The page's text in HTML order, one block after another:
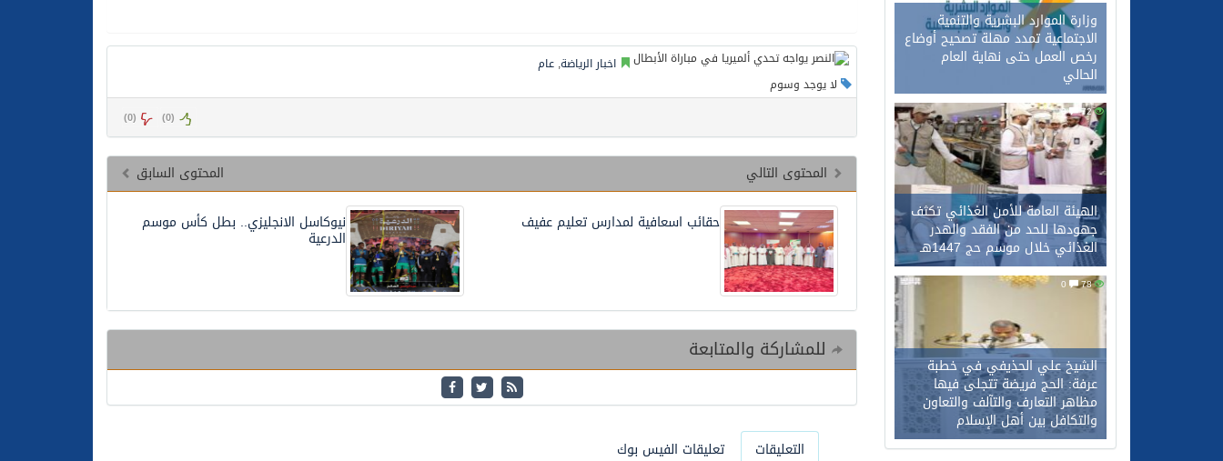
وزارة الموارد البشرية والتنمية
الاجتماعية تمدد مهلة تصحيح أوضاع
رخص العمل حتى نهاية العام
الحالي
72
0
الهيئة العامة للأمن الغذائي تكثف
جهودها للحد من الفقد والهدر
الغذائي خلال موسم حج 1447هـ
78
الشيخ علي الحذيفي في خطبة
عرفة: الحج فريضة تتجلى فيها
مظاهر التعارف والتآلف والتعاون
والتكافل بين أهل الإسلام
اخبار الرياضة, عام
لا يوجد وسوم
(
0
) (
0
)
المحتوى السابق
المحتوى التالي
نيوكاسل الانجليزي.. بطل كأس موسم
الدرعية
حقائب اسعافية لمدارس تعليم عفيف
للمشاركة والمتابعة
التعليقات تعليقات الفيس بوك